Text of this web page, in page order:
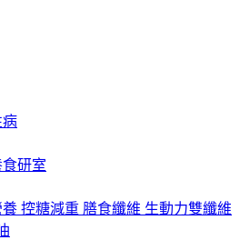
病
食研室
養 控糖減重 膳食纖維 生動力雙纖維